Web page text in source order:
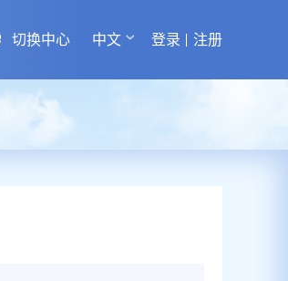
切换中心 中文 登录 注册